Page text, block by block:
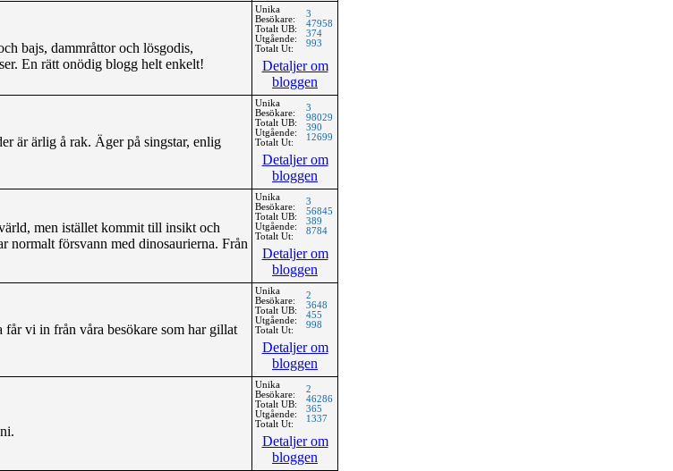
bajs, dammråttor och lösgodis,
En rätt onödig blogg helt enkelt!
Unika
Besökare:
Totalt UB:
Utgående:
Totalt Ut:
3
47958
374
993
Detaljer om
bloggen
är ärlig å rak. Äger på singstar, enlig
Unika
Besökare:
Totalt UB:
Utgående:
Totalt Ut:
3
98029
390
12699
Detaljer om
bloggen
men istället kommit till insikt och
normalt försvann med dinosaurierna. Från
Unika
Besökare:
Totalt UB:
Utgående:
Totalt Ut:
3
56845
389
8784
Detaljer om
bloggen
vi in från våra besökare som har gillat
Unika
Besökare:
Totalt UB:
Utgående:
Totalt Ut:
2
3648
455
998
Detaljer om
bloggen
Unika
Besökare:
Totalt UB:
Utgående:
Totalt Ut:
2
46286
365
1337
Detaljer om
bloggen